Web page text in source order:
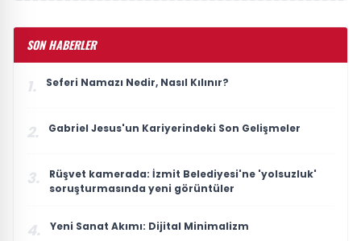
SON HABERLER
1. Seferi Namazı Nedir, Nasıl Kılınır?
2. Gabriel Jesus'un Kariyerindeki Son Gelişmeler
3.
Rüşvet kamerada: İzmit Belediyesi'ne 'yolsuzluk'
soruşturmasında yeni görüntüler
4. Yeni Sanat Akımı: Dijital Minimalizm